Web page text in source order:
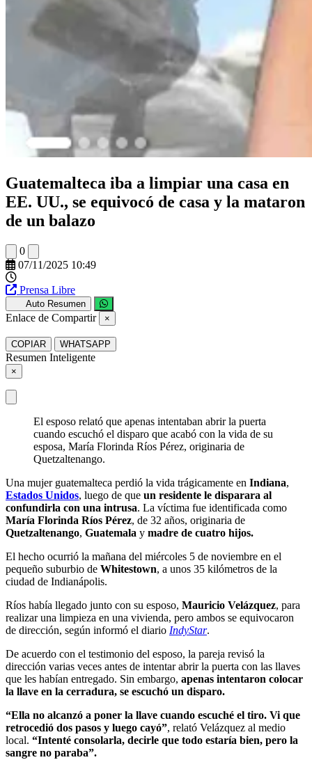
Guatemalteca iba a limpiar una casa en
EE. UU., se equivocó de casa y la mataron
de un balazo
0
07/11/2025 10:49
Prensa Libre
Auto Resumen
Enlace de Compartir ×
COPIAR WHATSAPP
Resumen Inteligente
×
El esposo relató que apenas intentaban abrir la puerta
cuando escuchó el disparo que acabó con la vida de su
esposa, María Florinda Ríos Pérez, originaria de
Quetzaltenango.
Una mujer guatemalteca perdió la vida trágicamente en Indiana,
Estados Unidos, luego de que un residente le disparara al
confundirla con una intrusa. La víctima fue identificada como
María Florinda Ríos Pérez, de 32 años, originaria de
Quetzaltenango, Guatemala y madre de cuatro hijos.
El hecho ocurrió la mañana del miércoles 5 de noviembre en el
pequeño suburbio de Whitestown, a unos 35 kilómetros de la
ciudad de Indianápolis.
Ríos había llegado junto con su esposo, Mauricio Velázquez, para
realizar una limpieza en una vivienda, pero ambos se equivocaron
de dirección, según informó el diario IndyStar.
De acuerdo con el testimonio del esposo, la pareja revisó la
dirección varias veces antes de intentar abrir la puerta con las llaves
que les habían entregado. Sin embargo, apenas intentaron colocar
la llave en la cerradura, se escuchó un disparo.
“Ella no alcanzó a poner la llave cuando escuché el tiro. Vi que
retrocedió dos pasos y luego cayó”, relató Velázquez al medio
local. “Intenté consolarla, decirle que todo estaría bien, pero la
sangre no paraba”.